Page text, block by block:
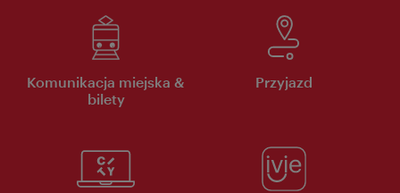
Komunikacja miejska &
bilety
Przyjazd